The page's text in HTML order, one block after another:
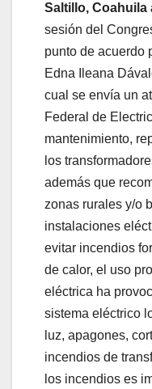
Saltillo, Coahuila
sesión del
punto de acuerdo
Edna Ileana
cual se envía un
Federal de
mantenimiento,
los
además que
zonas rurales y/o
instalaciones
evitar incendios
de calor, el uso
eléctrica ha
sistema eléctrico
luz, apagones,
incendios de
los incendios es